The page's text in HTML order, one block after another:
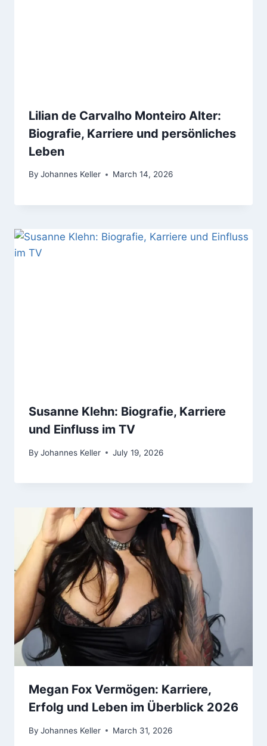
Lilian de Carvalho Monteiro Alter:
Biografie, Karriere und persönliches
Leben
By Johannes Keller March 14, 2026
Susanne Klehn: Biografie, Karriere
und Einfluss im TV
By Johannes Keller July 19, 2026
Megan Fox Vermögen: Karriere,
Erfolg und Leben im Überblick 2026
By Johannes Keller March 31, 2026